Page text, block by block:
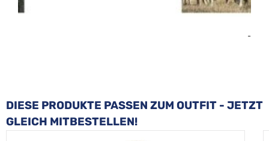
-
Produktgalerie überspringen
DIESE PRODUKTE PASSEN ZUM OUTFIT - JETZT
GLEICH MITBESTELLEN!